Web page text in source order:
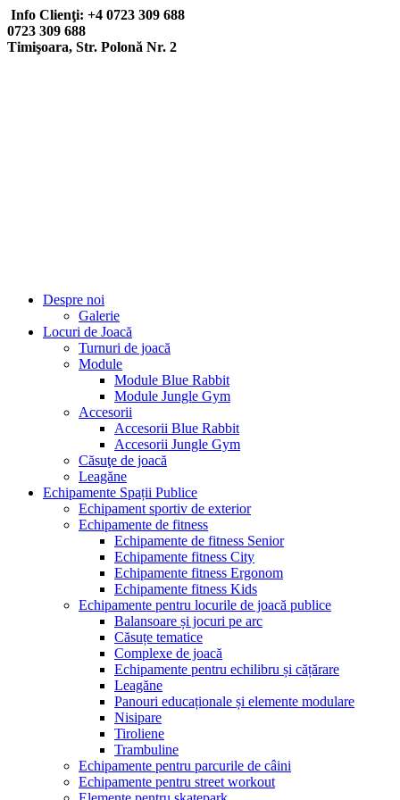
Info Clienţi: +4 0723 309 688
0723 309 688
Timişoara, Str. Polonă Nr. 2
Despre noi
Galerie
Locuri de Joacă
Turnuri de joacă
Module
Module Blue Rabbit
Module Jungle Gym
Accesorii
Accesorii Blue Rabbit
Accesorii Jungle Gym
Căsuţe de joacă
Leagăne
Echipamente Spații Publice
Echipament sportiv de exterior
Echipamente de fitness
Echipamente de fitness Senior
Echipamente fitness City
Echipamente fitness Ergonom
Echipamente fitness Kids
Echipamente pentru locurile de joacă publice
Balansoare și jocuri pe arc
Căsuțe tematice
Complexe de joacă
Echipamente pentru echilibru și cățărare
Leagăne
Panouri educaționale și elemente modulare
Nisipare
Tiroliene
Trambuline
Echipamente pentru parcurile de câini
Echipamente pentru street workout